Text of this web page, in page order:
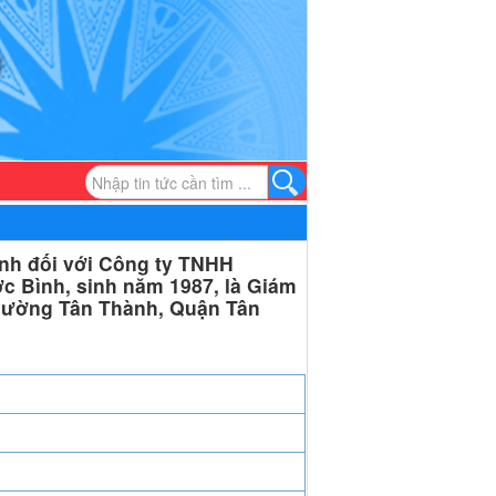
đối với Công ty TNHH
Bình, sinh năm 1987, là Giám
Tân Thành, Quận Tân